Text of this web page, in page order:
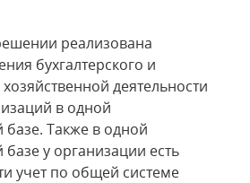
реализована
бухгалтерского и
деятельности
в одной
Также в одной
у организации есть
учет по общей системе